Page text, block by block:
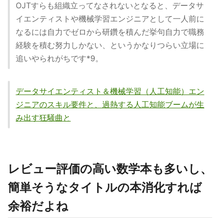
OJTすらも組織立ってなされないとなると、データサ
イエンティストや機械学習エンジニアとして一人前に
なるには自力でゼロから研鑽を積んだ挙句自力で職務
経験を積む努力しかない、というかなりつらい立場に
追いやられがちです*9。
データサイエンティスト＆機械学習（人工知能）エン
ジニアのスキル要件と、過熱する人工知能ブームが生
み出す狂騒曲と
レビュー評価の高い数学本も多いし、
簡単そうなタイトルの本消化すれば
余裕だよね